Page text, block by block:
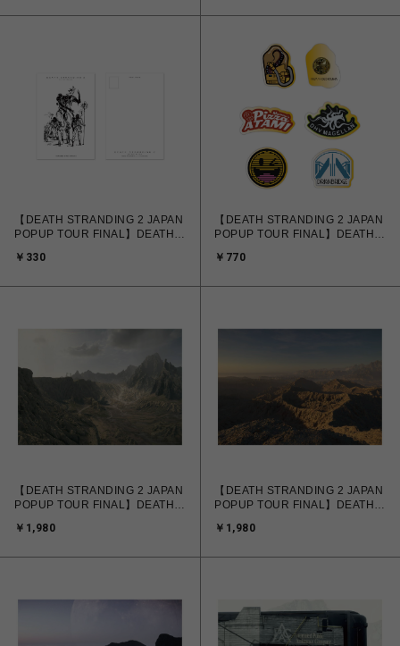
【DEATH STRANDING 2 JAPAN
POPUP TOUR FINAL】DEATH
￥330
【DEATH STRANDING 2 JAPAN
POPUP TOUR FINAL】DEATH
ンバッジ（全5種・ランダム）
￥770
【DEATH STRANDING 2 JAPAN
POPUP TOUR FINAL】DEATH
Poster A
￥1,980
【DEATH STRANDING 2 JAPAN
POPUP TOUR FINAL】DEATH
Poster B
￥1,980